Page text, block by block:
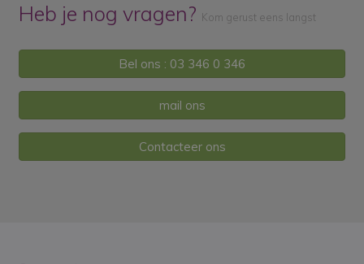
Heb je nog vragen? Kom gerust eens langst
Bel ons : 03 346 0 346
mail ons
Contacteer ons